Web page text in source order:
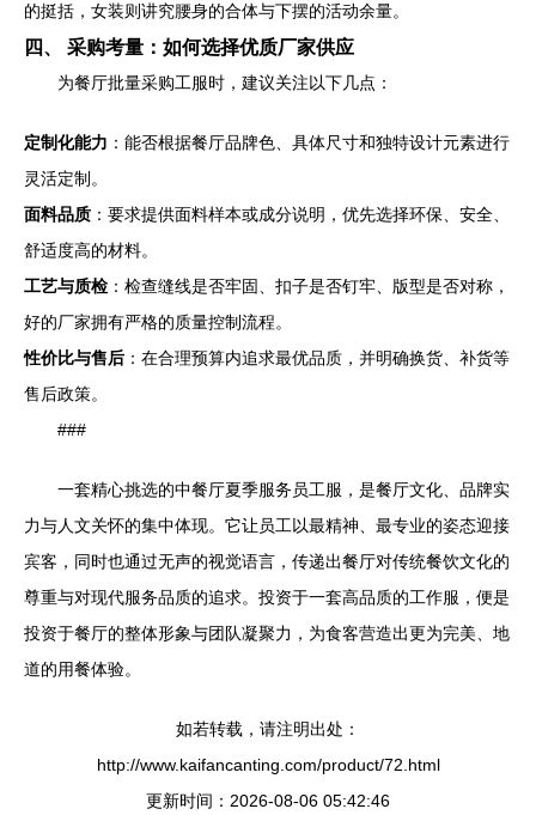
的挺括，女装则讲究腰身的合体与下摆的活动余量。
四、 采购考量：如何选择优质厂家供应
为餐厅批量采购工服时，建议关注以下几点：
定制化能力 ：能否根据餐厅品牌色、具体尺寸和独特设计元素进行
灵活定制。
面料品质 ：要求提供面料样本或成分说明，优先选择环保、安全、
舒适度高的材料。
工艺与质检：检查缝线是否牢固、扣子是否钉牢、版型是否对称，
好的厂家拥有严格的质量控制流程。
性价比与售后 ：在合理预算内追求最优品质，并明确换货、补货等
售后政策。
###
一套精心挑选的中餐厅夏季服务员工服，是餐厅文化、品牌实
力与人文关怀的集中体现。它让员工以最精神、最专业的姿态迎接
宾客，同时也通过无声的视觉语言，传递出餐厅对传统餐饮文化的
尊重与对现代服务品质的追求。投资于一套高品质的工作服，便是
投资于餐厅的整体形象与团队凝聚力，为食客营造出更为完美、地
道的用餐体验。
如若转载，请注明出处：
http://www.kaifancanting.com/product/72.html
更新时间：2026-08-06 05:42:46